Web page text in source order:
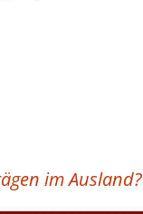
im Ausland?